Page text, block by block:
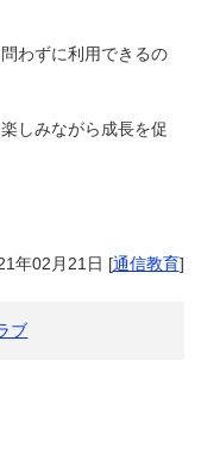
わずに利用できるの
しみながら成長を促
年02月21日 [通信教育]
ブ